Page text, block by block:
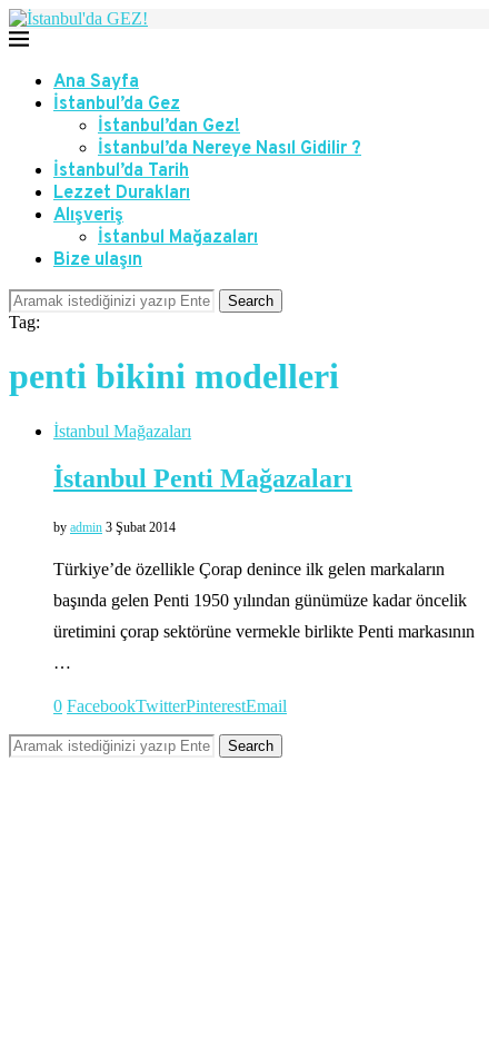
Ana Sayfa
İstanbul’da Gez
İstanbul’dan Gez!
İstanbul’da Nereye Nasıl Gidilir ?
İstanbul’da Tarih
Lezzet Durakları
Alışveriş
İstanbul Mağazaları
Bize ulaşın
Search
Tag:
penti bikini modelleri
İstanbul Mağazaları
İstanbul Penti Mağazaları
by admin 3 Şubat 2014
Türkiye’de özellikle Çorap denince ilk gelen markaların
başında gelen Penti 1950 yılından günümüze kadar öncelik
üretimini çorap sektörüne vermekle birlikte Penti markasının
…
0 FacebookTwitterPinterestEmail